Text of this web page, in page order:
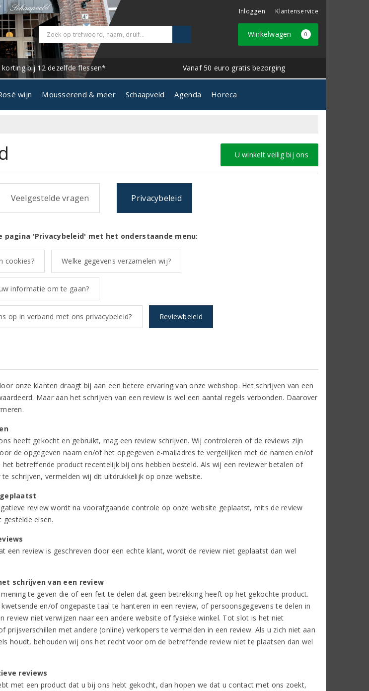
Inloggen Klantenservice
Winkelwagen 0
korting bij 12 dezelfde flessen* Vanaf 50 euro gratis bezorging
wijn Mousserend & meer Schaapveld Agenda Horeca
U winkelt veilig bij ons
Veelgestelde vragen Privacybeleid
pagina 'Privacybeleid' met het onderstaande menu:
cookies? Welke gegevens verzamelen wij?
informatie om te gaan?
op in verband met ons privacybeleid? Reviewbeleid
onze klanten draagt bij aan een betere ervaring van onze webshop. Het schrijven van een
Maar aan het schrijven van een review is wel een aantal regels verbonden. Daarover
heeft gekocht en gebruikt, mag een review schrijven. Wij controleren of de reviews zijn
de opgegeven naam en/of het opgegeven e-mailadres te vergelijken met de namen en/of
het betreffende product recentelijk bij ons hebben besteld. Als wij een reviewer betalen of
schrijven, vermelden wij dit uitdrukkelijk op onze website.
review wordt na voorafgaande controle op onze website geplaatst, mits de review
eisen.
een review is geschreven door een echte klant, wordt de review niet geplaatst dan wel
schrijven van een review
te geven die of een feit te delen dat geen betrekking heeft op het gekochte product.
en/of ongepaste taal te hanteren in een review, of persoonsgegevens te delen in
review niet verwijzen naar een andere website of fysieke winkel. Tot slot is het niet
prijsverschillen met andere (online) verkopers te vermelden in een review. Als u zich niet aan
houdt, behouden wij ons het recht voor om de betreffende review niet te plaatsen dan wel
reviews
met een product dat u bij ons hebt gekocht, dan hopen we dat u contact met ons zoekt,